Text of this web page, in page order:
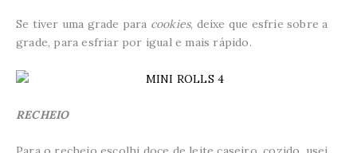
Se tiver uma grade para cookies, deixe que esfrie sobre a
grade, para esfriar por igual e mais rápido.
RECHEIO